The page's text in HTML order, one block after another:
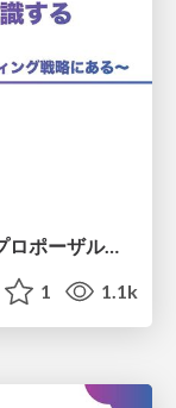
セグメントとターゲットを意識するプロポーザルの書き方 〜採択の鍵は、誰に刺すかを見極めるマーケティング戦略にある〜
1 1.1k